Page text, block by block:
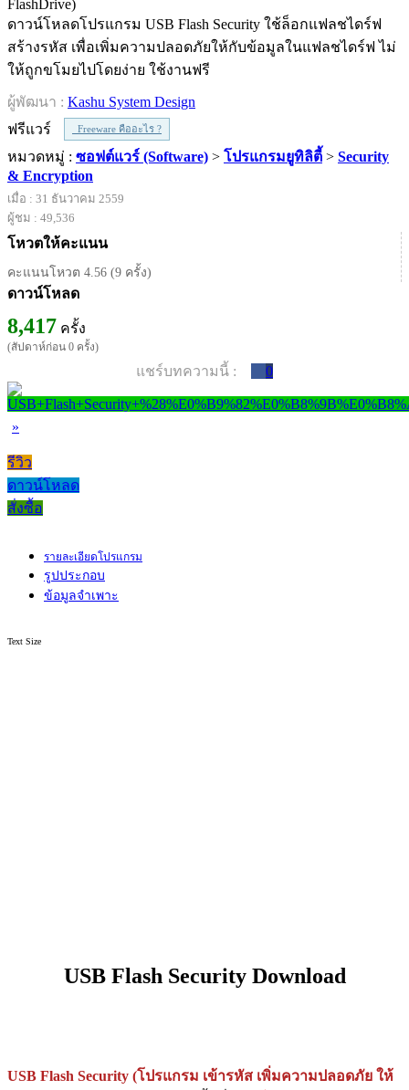
ดาวน์โหลดโปรแกรม USB Flash Security ใช้ล็อกแฟลชไดร์ฟ
สร้างรหัส เพื่อเพิ่มความปลอดภัยให้กับข้อมูลในแฟลชไดร์ฟ ไม่
ให้ถูกขโมยไปโดยง่าย ใช้งานฟรี
ผู้พัฒนา : Kashu System Design
ฟรีแวร์
Freeware คืออะไร ?
หมวดหมู่ : ซอฟต์แวร์ (Software) > โปรแกรมยูทิลิตี้ > Security
& Encryption
เมื่อ : 31 ธันวาคม 2559
ผู้ชม : 49,536
โหวตให้คะแนน
คะแนนโหวต 4.56 (9 ครั้ง)
ดาวน์โหลด
8,417 ครั้ง
(สัปดาห์ก่อน 0 ครั้ง)
แชร์บทความนี้ : 0
»
รีวิว
ดาวน์โหลด
สั่งซื้อ
รายละเอียดโปรแกรม
รูปประกอบ
ข้อมูลจำเพาะ
Text Size
USB Flash Security Download
USB Flash Security (โปรแกรม เข้ารหัส เพิ่มความปลอดภัย ให้